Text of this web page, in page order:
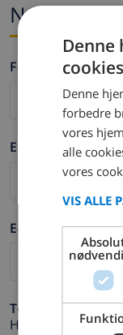
Navn og e-
Fornavn *
Efternavn *
E-mail *
Telefon *
Hvis din e-mail
Denne
cookies
Denne
forbedre
vores
alle
vores
VIS ALLE